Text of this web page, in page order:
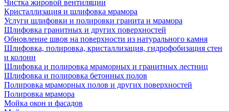
Чистка жировой вентиляции
Кристаллизация и шлифовка мрамора
Услуги шлифовки и полировки гранита и мрамора
Шлифовка гранитных и других поверхностей
Обновление швов на поверхности из натурального камня
Шлифовка, полировка, кристаллизация, гидрофобизация стен
и колонн
Шлифовка и полировка мраморных и гранитных лестниц
Шлифовка и полировка бетонных полов
Полировка мраморных полов и других поверхностей
Полировка мрамора
Мойка окон и фасадов